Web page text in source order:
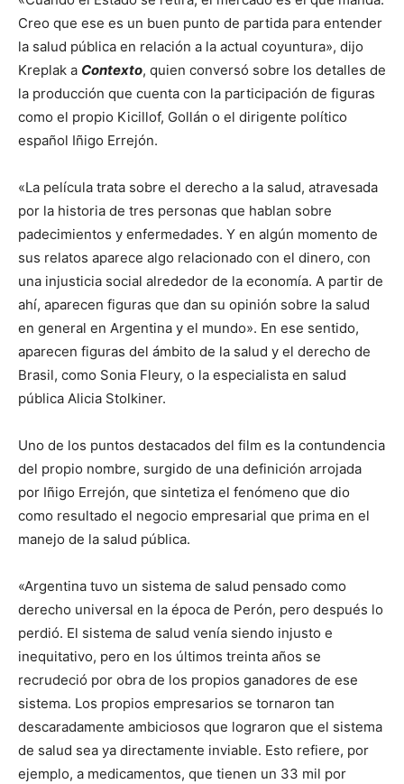
Creo que ese es un buen punto de partida para entender
la salud pública en relación a la actual coyuntura», dijo
Kreplak a Contexto, quien conversó sobre los detalles de
la producción que cuenta con la participación de figuras
como el propio Kicillof, Gollán o el dirigente político
español Iñigo Errejón.
«La película trata sobre el derecho a la salud, atravesada
por la historia de tres personas que hablan sobre
padecimientos y enfermedades. Y en algún momento de
sus relatos aparece algo relacionado con el dinero, con
una injusticia social alrededor de la economía. A partir de
ahí, aparecen figuras que dan su opinión sobre la salud
en general en Argentina y el mundo». En ese sentido,
aparecen figuras del ámbito de la salud y el derecho de
Brasil, como Sonia Fleury, o la especialista en salud
pública Alicia Stolkiner.
Uno de los puntos destacados del film es la contundencia
del propio nombre, surgido de una definición arrojada
por Iñigo Errejón, que sintetiza el fenómeno que dio
como resultado el negocio empresarial que prima en el
manejo de la salud pública.
«Argentina tuvo un sistema de salud pensado como
derecho universal en la época de Perón, pero después lo
perdió. El sistema de salud venía siendo injusto e
inequitativo, pero en los últimos treinta años se
recrudeció por obra de los propios ganadores de ese
sistema. Los propios empresarios se tornaron tan
descaradamente ambiciosos que lograron que el sistema
de salud sea ya directamente inviable. Esto refiere, por
ejemplo, a medicamentos, que tienen un 33 mil por